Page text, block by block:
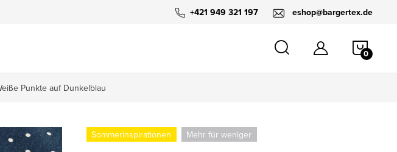
+421 949 321 197 eshop@bargertex.de
Punkte auf Dunkelblau
Sommerinspirationen Mehr für weniger